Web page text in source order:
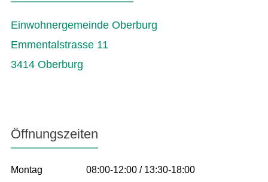
Einwohnergemeinde Oberburg
Emmentalstrasse 11
3414 Oberburg
Öffnungszeiten
Montag
08:00-12:00 / 13:30-18:00